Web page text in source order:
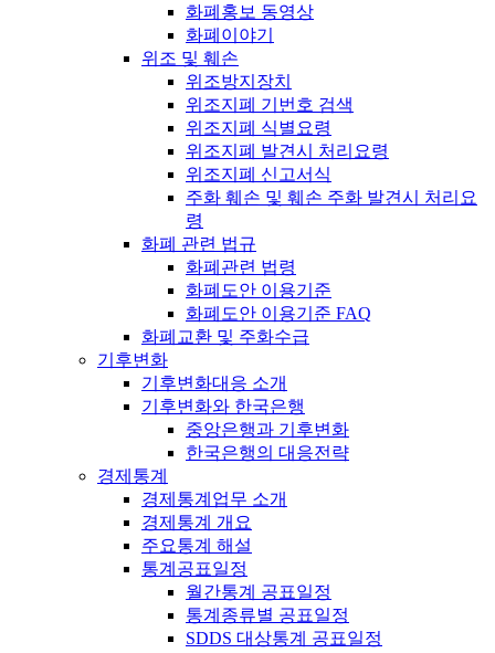
화폐홍보 동영상
화폐이야기
위조 및 훼손
위조방지장치
위조지폐 기번호 검색
위조지폐 식별요령
위조지폐 발견시 처리요령
위조지폐 신고서식
주화 훼손 및 훼손 주화 발견시 처리요
령
화폐 관련 법규
화폐관련 법령
화폐도안 이용기준
화폐도안 이용기준 FAQ
화폐교환 및 주화수급
기후변화
기후변화대응 소개
기후변화와 한국은행
중앙은행과 기후변화
한국은행의 대응전략
경제통계
경제통계업무 소개
경제통계 개요
주요통계 해설
통계공표일정
월간통계 공표일정
통계종류별 공표일정
SDDS 대상통계 공표일정